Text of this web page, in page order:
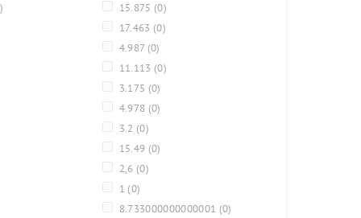
15.875 (0)
17.463 (0)
4.987 (0)
11.113 (0)
3.175 (0)
4.978 (0)
3.2 (0)
15.49 (0)
2,6 (0)
1 (0)
8.733000000000001 (0)